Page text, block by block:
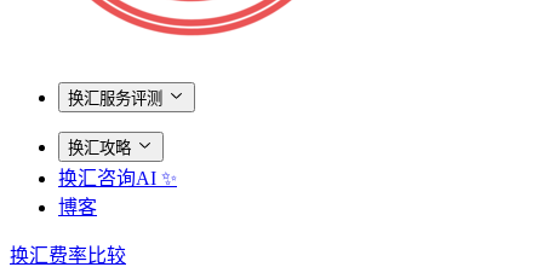
换汇服务评测
换汇攻略
换汇咨询AI ✨
博客
换汇费率比较